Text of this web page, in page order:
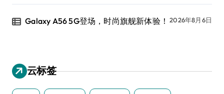
Galaxy A56 5G登场，时尚旗舰新体验！ 2026年8月6日
云标签